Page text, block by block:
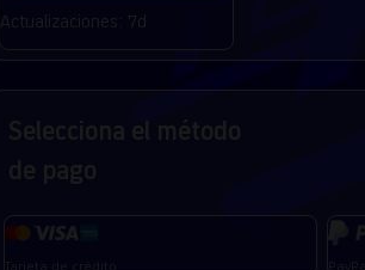
Actualizaciones: 7d